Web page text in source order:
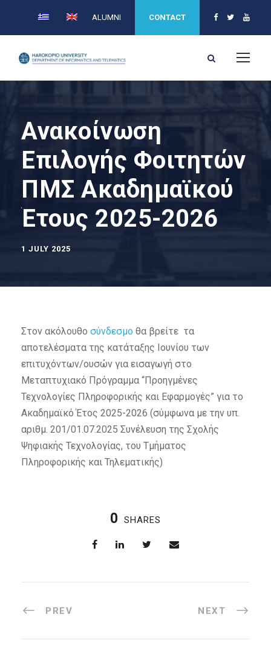
ALUMNI CONTACT
Ανακοίνωση
Επιλογής Φοιτητών
ΠΜΣ Ακαδημαϊκού
Έτους 2025-2026
1 JULY 2025
Στον ακόλουθο σύνδεσμο θα βρείτε τα
αποτελέσματα της κατάταξης Ιουνίου των
επιτυχόντων/ουσών για εισαγωγή στο
Μεταπτυχιακό Πρόγραμμα “Προηγμένες
Τεχνολογίες Πληροφορικής και Εφαρμογές” για το
Ακαδημαϊκό Έτος 2025-2026 (σύμφωνα με την υπ.
αριθμ. 201/01.07.2025 Συνέλευση της Σχολής
Ψηφιακής Τεχνολογίας, του Τμήματος
Πληροφορικής και Τηλεματικής)
0 SHARES
PREV NEXT